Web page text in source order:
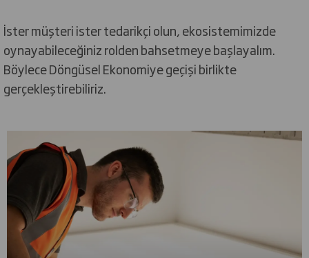
İster müşteri ister tedarikçi olun, ekosistemimizde
oynayabileceğiniz rolden bahsetmeye başlayalım.
Böylece Döngüsel Ekonomiye geçişi birlikte
gerçekleştirebiliriz.